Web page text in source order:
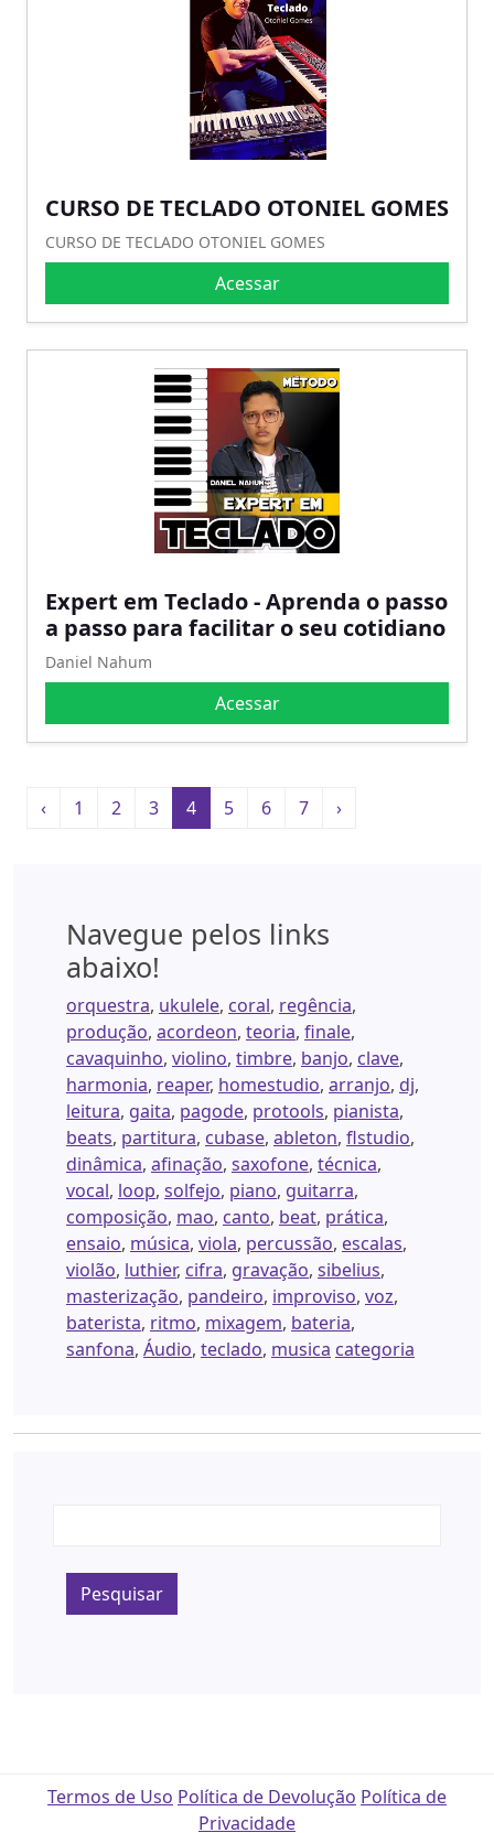
CURSO DE TECLADO OTONIEL GOMES
CURSO DE TECLADO OTONIEL GOMES
Acessar
Expert em Teclado - Aprenda o passo
a passo para facilitar o seu cotidiano
Daniel Nahum
Acessar
‹ 1 2 3 4 5 6 7 ›
Navegue pelos links
abaixo!
orquestra, ukulele, coral, regência,
produção, acordeon, teoria, finale,
cavaquinho, violino, timbre, banjo, clave,
harmonia, reaper, homestudio, arranjo, dj,
leitura, gaita, pagode, protools, pianista,
beats, partitura, cubase, ableton, flstudio,
dinâmica, afinação, saxofone, técnica,
vocal, loop, solfejo, piano, guitarra,
composição, mao, canto, beat, prática,
ensaio, música, viola, percussão, escalas,
violão, luthier, cifra, gravação, sibelius,
masterização, pandeiro, improviso, voz,
baterista, ritmo, mixagem, bateria,
sanfona, Áudio, teclado, musica categoria
Pesquisar
Termos de Uso Política de Devolução Política de
Privacidade